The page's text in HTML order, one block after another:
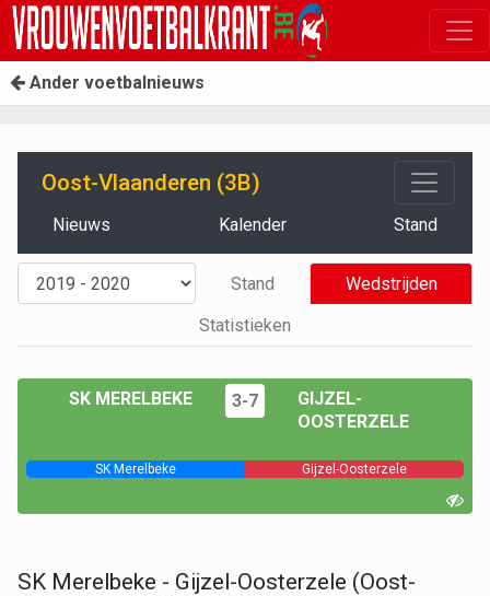
Ander voetbalnieuws
Oost-Vlaanderen (3B)
Nieuws Kalender Stand
Stand
Wedstrijden
Statistieken
SK MERELBEKE 3-7
GIJZEL-
OOSTERZELE
SK Merelbeke Gijzel-Oosterzele
SK Merelbeke - Gijzel-Oosterzele (Oost-